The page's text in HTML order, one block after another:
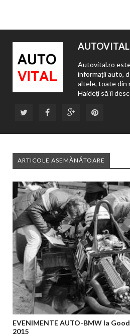
AUTOVITAL
Autovital.ro
informații auto,
altele, toate din
Haideți să îl
ARTICOLE ASEMĂNĂTOARE
EVENIMENTE AUTO-BMW la
2015